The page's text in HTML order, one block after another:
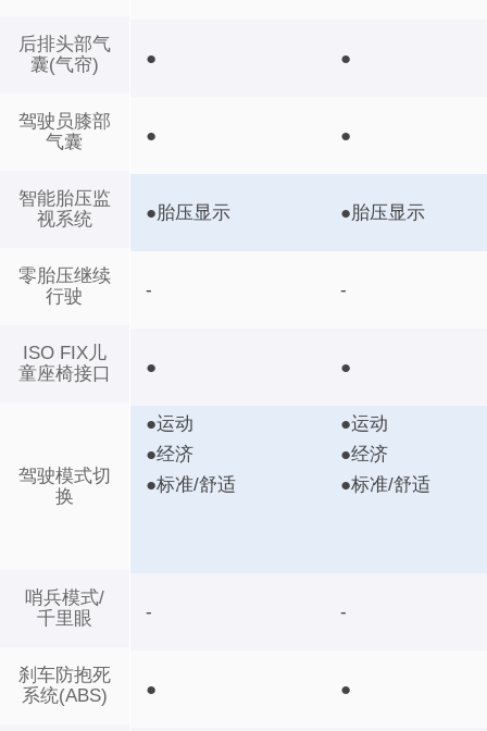
后排头部气
囊(气帘)
驾驶员膝部
气囊
智能胎压监
视系统
零胎压继续
行驶
ISO FIX儿
童座椅接口
驾驶模式切
换
哨兵模式/
千里眼
刹车防抱死
系统(ABS)
● ●
● ●
●胎压显示 ●胎压显示
- -
● ●
●运动
●经济
●标准/舒适
●运动
●经济
●标准/舒适
- -
● ●